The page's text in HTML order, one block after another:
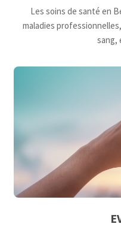
Les soins de santé en
maladies
sang,